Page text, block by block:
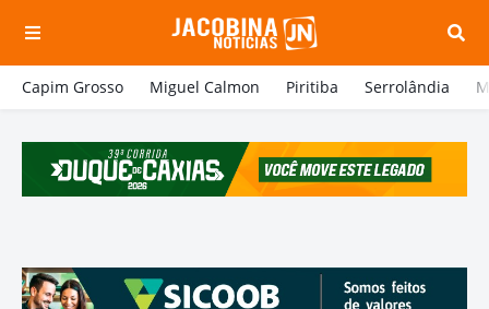
Capim Grosso Miguel Calmon Piritiba Serrolândia